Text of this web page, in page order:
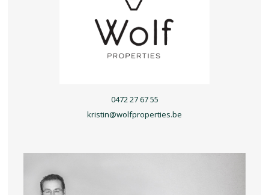
0472 27 67 55
kristin@wolfproperties.be